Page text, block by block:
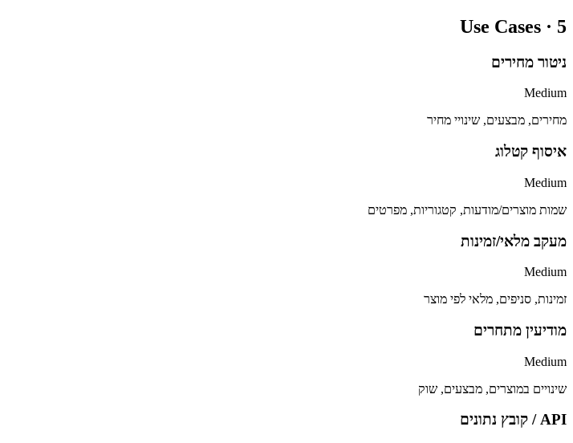
Use Cases · 5
ניטור מחירים
Medium
מחירים, מבצעים, שינויי מחיר
איסוף קטלוג
Medium
שמות מוצרים/מודעות, קטגוריות, מפרטים
מעקב מלאי/זמינות
Medium
זמינות, סניפים, מלאי לפי מוצר
מודיעין מתחרים
Medium
שינויים במוצרים, מבצעים, שוק
API / קובץ נתונים